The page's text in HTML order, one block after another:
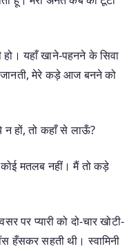
यहाँ खाने-पहनने के सिवा
जानती, मेरे कड़े आज बनने को
न हों, तो कहाँ से लाऊँ?
मतलब नहीं। मैं तो कड़े
पर प्यारी को दो-चार खोटी-
हँसकर सहती थी। स्वामिनी